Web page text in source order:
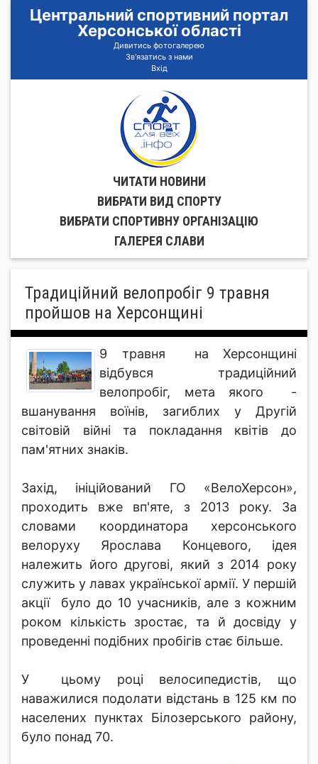
Центральний спортивний портал
Херсонської області
Дивитись фотогалерею
Зв'язатись з нами
Вхід
ЧИТАТИ НОВИНИ
ВИБРАТИ ВИД СПОРТУ
ВИБРАТИ СПОРТИВНУ ОРГАНIЗАЦIЮ
ГАЛЕРЕЯ СЛАВИ
Традиційний велопробіг 9 травня
пройшов на Херсонщині
9 травня на Херсонщині
відбувся традиційний
велопробіг, мета якого -
вшанування воїнів, загиблих у Другій
світовій війні та покладання квітів до
пам'ятних знаків.
Захід, ініційований ГО «ВелоХерсон»,
проходить вже вп'яте, з 2013 року. За
словами координатора херсонського
велоруху Ярослава Концевого, ідея
належить його другові, який з 2014 року
служить у лавах української армії. У першій
акції було до 10 учасників, але з кожним
роком кількість зростає, та й досвіду у
проведенні подібних пробігів стає більше.
У цьому році велосипедистів, що
наважилися подолати відстань в 125 км по
населених пунктах Білозерського району,
було понад 70.